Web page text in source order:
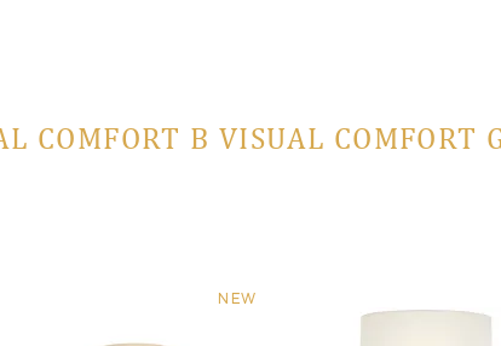
COMFORT В VISUAL COMFORT
NEW